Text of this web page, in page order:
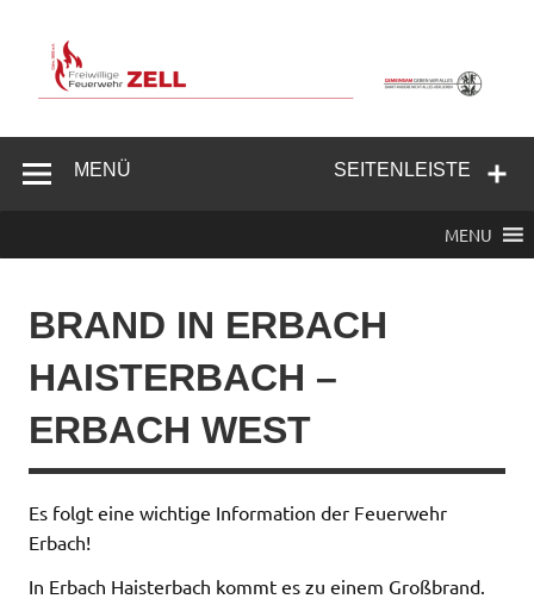
springen
Feuerwehr
SEITENLEISTE
MENÜ
MENU
BRAND IN ERBACH
HAISTERBACH –
ERBACH WEST
Es folgt eine wichtige Information der Feuerwehr
Erbach!
In Erbach Haisterbach kommt es zu einem Großbrand.